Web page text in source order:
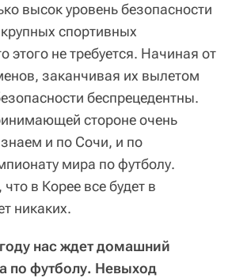
высок уровень безопасности
спортивных
этого не требуется. Начиная от
заканчивая их вылетом
беспрецедентны.
стороне очень
и по Сочи, и по
мира по футболу.
в Корее все будет в
никаких.
нас ждет домашний
по футболу. Невыход